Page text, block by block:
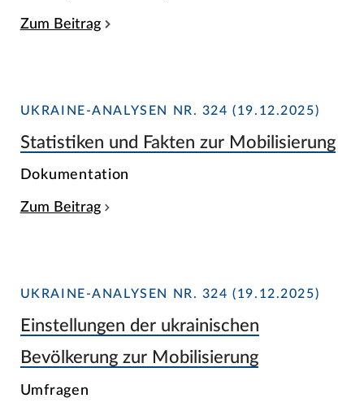
Zum Beitrag
UKRAINE-ANALYSEN NR. 324 (19.12.2025)
Statistiken und Fakten zur Mobilisierung
Dokumentation
Zum Beitrag
UKRAINE-ANALYSEN NR. 324 (19.12.2025)
Einstellungen der ukrainischen
Bevölkerung zur Mobilisierung
Umfragen